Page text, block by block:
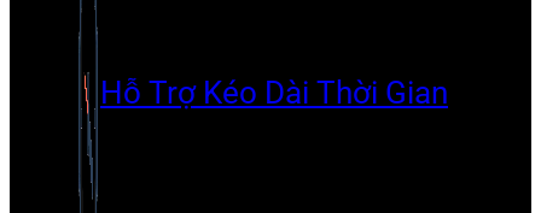
Hỗ Trợ Kéo Dài Thời Gian